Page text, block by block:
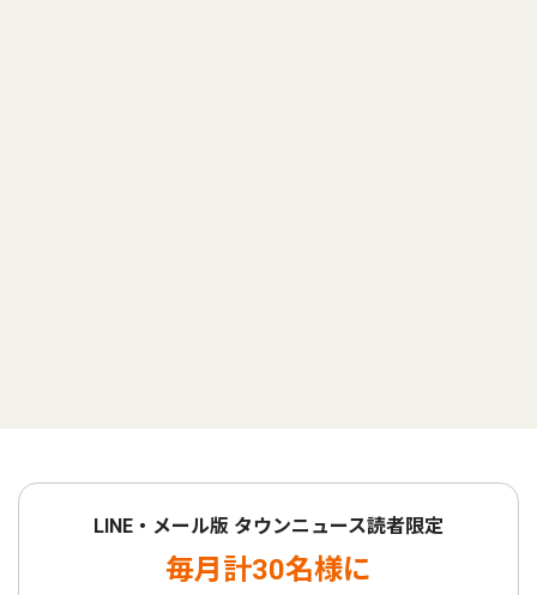
LINE・メール版 タウンニュース読者限定
毎月計30名様に